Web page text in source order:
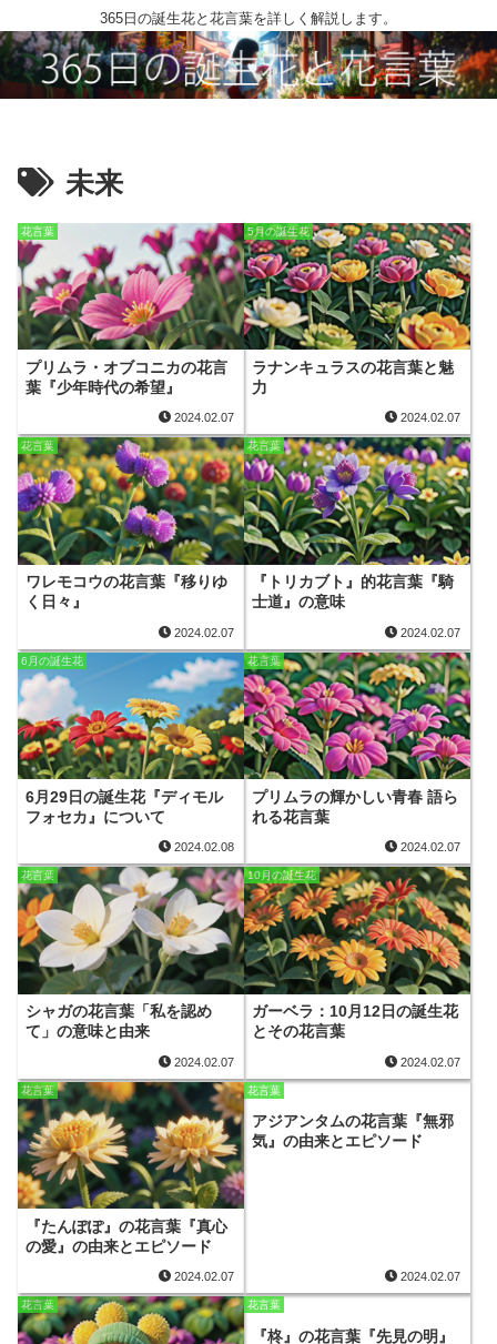
365日の誕生花と花言葉を詳しく解説します。
未来
花言葉
プリムラ・オブコニカの花言
葉『少年時代の希望』
2024.02.07
5月の誕生花
ラナンキュラスの花言葉と魅
力
2024.02.07
花言葉
ワレモコウの花言葉『移りゆ
く日々』
2024.02.07
花言葉
『トリカブト』的花言葉『騎
士道』の意味
2024.02.07
6月の誕生花
6月29日の誕生花『ディモル
フォセカ』について
2024.02.08
花言葉
プリムラの輝かしい青春 語ら
れる花言葉
2024.02.07
花言葉
シャガの花言葉「私を認め
て」の意味と由来
2024.02.07
10月の誕生花
ガーベラ：10月12日の誕生花
とその花言葉
2024.02.07
花言葉
『たんぽぽ』の花言葉『真心
の愛』の由来とエピソード
2024.02.07
花言葉
アジアンタムの花言葉『無邪
気』の由来とエピソード
2024.02.07
花言葉 花言葉
『柊』の花言葉『先見の明』